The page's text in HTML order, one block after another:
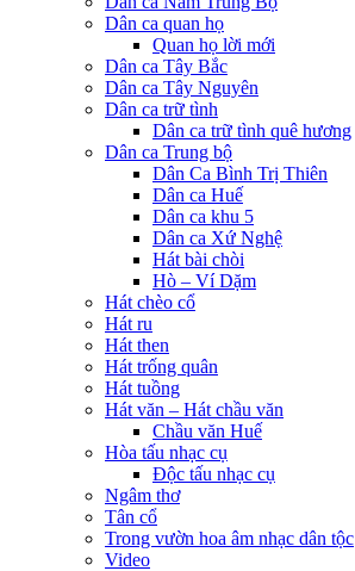
Dân ca quan họ
Quan họ lời mới
Dân ca Tây Bắc
Dân ca Tây Nguyên
Dân ca trữ tình
Dân ca trữ tình quê hương
Dân ca Trung bộ
Dân Ca Bình Trị Thiên
Dân ca Huế
Dân ca khu 5
Dân ca Xứ Nghệ
Hát bài chòi
Hò – Ví Dặm
Hát chèo cổ
Hát ru
Hát then
Hát trống quân
Hát tuồng
Hát văn – Hát chầu văn
Chầu văn Huế
Hòa tấu nhạc cụ
Độc tấu nhạc cụ
Ngâm thơ
Tân cổ
Trong vườn hoa âm nhạc dân tộc
Video